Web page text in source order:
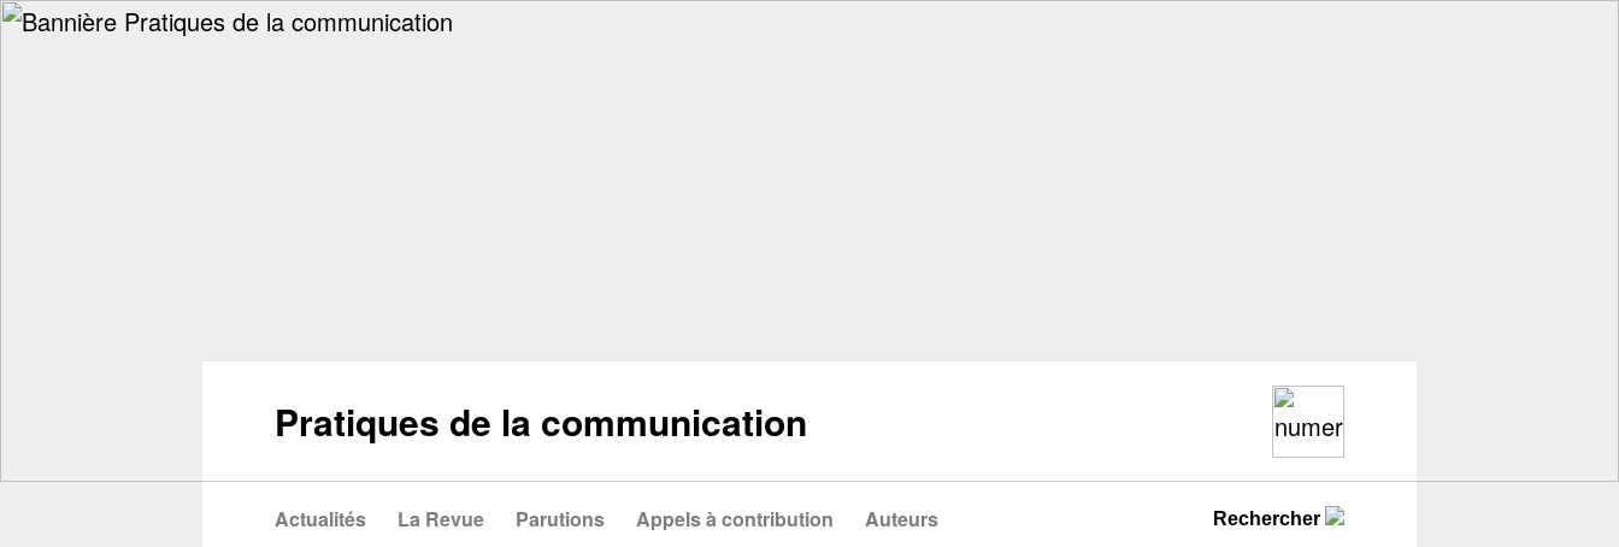
Pratiques de la communication
Actualités La Revue Parutions Appels à contribution Auteurs Rechercher